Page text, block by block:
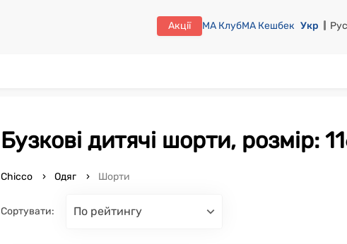
Акції МА КлубМА Кешбек Укр Рус
Бузкові дитячі шорти, розмір:
Chicco Одяг Шорти
Сортувати: по рейтингу